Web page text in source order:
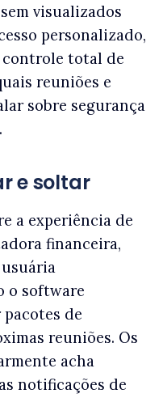
visualizados
personalizado,
controle total de
reuniões e
sobre segurança
e soltar
a experiência de
financeira,
o software
de
reuniões. Os
acha
notificações de